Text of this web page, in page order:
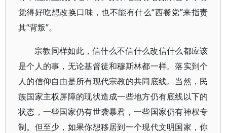
觉得好吃想改换口味，也不能有什么“西餐党”来指责
其“背叛”。
宗教同样如此，信什么不信什么改信什么都应该
是个人的事，无论基督徒和穆斯林都一样。落实到个
人的信仰自由是所有现代宗教的共同底线。当然，民
族国家主权屏障的现状造成一些地方仍有底线以下的
状态，一些国家仍有世袭暴君，一些国家仍有神权专
制。但至少，如果你想移居到一个现代文明国家，你